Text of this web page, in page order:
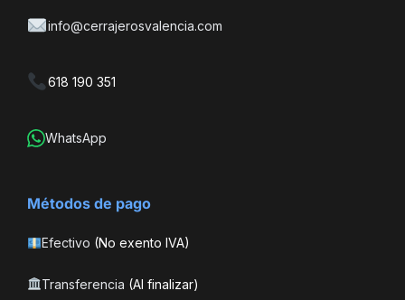
info@cerrajerosvalencia.com
618 190 351
WhatsApp
Métodos de pago
Efectivo (No exento IVA)
Transferencia (Al finalizar)